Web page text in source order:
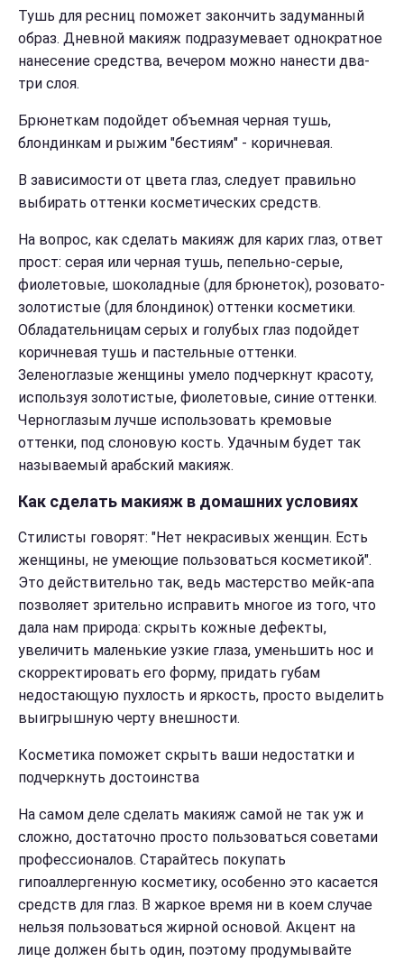
Тушь для ресниц поможет закончить задуманный
образ. Дневной макияж подразумевает однократное
нанесение средства, вечером можно нанести два-
три слоя.
Брюнеткам подойдет объемная черная тушь,
блондинкам и рыжим "бестиям" - коричневая.
В зависимости от цвета глаз, следует правильно
выбирать оттенки косметических средств.
На вопрос, как сделать макияж для карих глаз, ответ
прост: серая или черная тушь, пепельно-серые,
фиолетовые, шоколадные (для брюнеток), розовато-
золотистые (для блондинок) оттенки косметики.
Обладательницам серых и голубых глаз подойдет
коричневая тушь и пастельные оттенки.
Зеленоглазые женщины умело подчеркнут красоту,
используя золотистые, фиолетовые, синие оттенки.
Черноглазым лучше использовать кремовые
оттенки, под слоновую кость. Удачным будет так
называемый арабский макияж.
Как сделать макияж в домашних условиях
Стилисты говорят: "Нет некрасивых женщин. Есть
женщины, не умеющие пользоваться косметикой".
Это действительно так, ведь мастерство мейк-апа
позволяет зрительно исправить многое из того, что
дала нам природа: скрыть кожные дефекты,
увеличить маленькие узкие глаза, уменьшить нос и
скорректировать его форму, придать губам
недостающую пухлость и яркость, просто выделить
выигрышную черту внешности.
Косметика поможет скрыть ваши недостатки и
подчеркнуть достоинства
На самом деле сделать макияж самой не так уж и
сложно, достаточно просто пользоваться советами
профессионалов. Старайтесь покупать
гипоаллергенную косметику, особенно это касается
средств для глаз. В жаркое время ни в коем случае
нельзя пользоваться жирной основой. Акцент на
лице должен быть один, поэтому продумывайте